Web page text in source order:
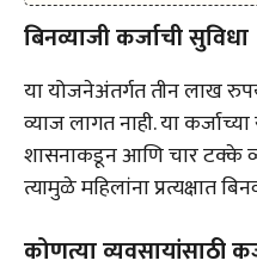
बिनव्याजी कर्जाची सुविधा
या योजनेअंतर्गत तीन लाख
व्याज लागत नाही. या
शासनाकडून आणि चार टक्के
त्यामुळे महिलांना प्रत्यक्षात
कोणत्या व्यवसायांसाठी